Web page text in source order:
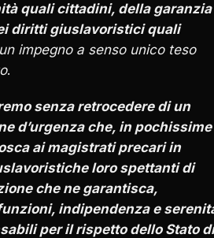
quali cittadini, della garanzia
diritti giuslavoristici quali
impegno a senso unico teso
.
senza retrocedere di un
d’urgenza che, in pochissime
ai magistrati precari in
loro spettanti di
che ne garantisca,
indipendenza e
per il rispetto dello Stato di